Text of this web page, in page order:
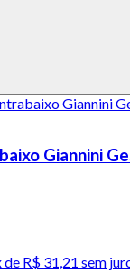
Giannini
de R$ 31,21 sem